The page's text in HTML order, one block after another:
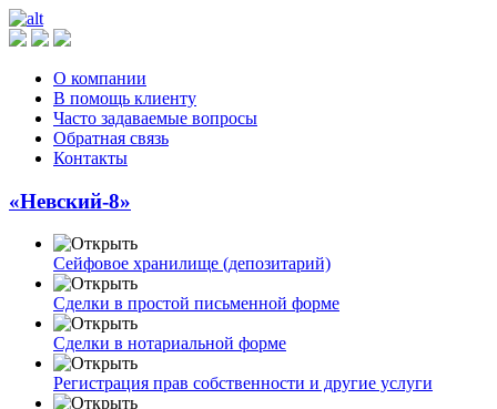
О компании
В помощь клиенту
Часто задаваемые вопросы
Обратная связь
Контакты
«Невский-8»
Сейфовое хранилище (депозитарий)
Сделки в простой письменной форме
Сделки в нотариальной форме
Регистрация прав собственности и другие услуги